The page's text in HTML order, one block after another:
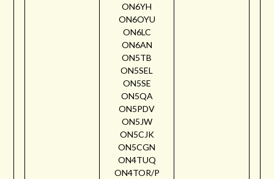
ON6YH
ON6OYU
ON6LC
ON6AN
ON5TB
ON5SEL
ON5SE
ON5QA
ON5PDV
ON5JW
ON5CJK
ON5CGN
ON4TUQ
ON4TOR/P